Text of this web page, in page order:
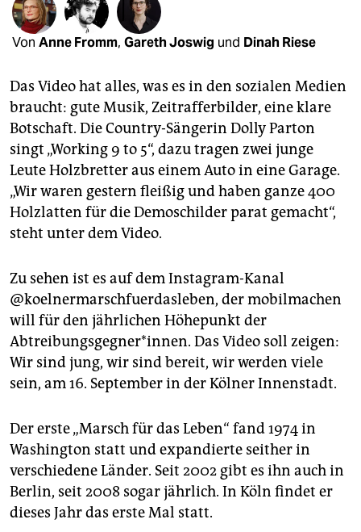
unterstützen
genossenschaft
epaper login
Von Anne Fromm, Gareth Joswig und Dinah Riese
Das Video hat alles, was es in den sozialen Medien
braucht: gute Musik, Zeitrafferbilder, eine klare
Botschaft. Die Country-Sängerin Dolly Parton
singt „Working 9 to 5“, dazu tragen zwei junge
Leute Holzbretter aus einem Auto in eine Garage.
„Wir waren gestern fleißig und haben ganze 400
Holzlatten für die Demoschilder parat gemacht“,
steht unter dem Video.
Zu sehen ist es auf dem Instagram-Kanal
@koelnermarschfuerdasleben, der mobilmachen
will für den jährlichen Höhepunkt der
Abtreibungsgegner*innen. Das Video soll zeigen:
Wir sind jung, wir sind bereit, wir werden viele
sein, am 16. September in der Kölner Innenstadt.
Der erste „Marsch für das Leben“ fand 1974 in
Washington statt und expandierte seither in
verschiedene Länder. Seit 2002 gibt es ihn auch in
Berlin, seit 2008 sogar jährlich. In Köln findet er
dieses Jahr das erste Mal statt.